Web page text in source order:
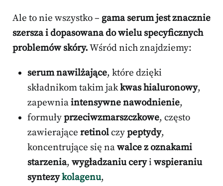
Ale to nie wszystko – gama serum jest znacznie
szersza i dopasowana do wielu specyficznych
problemów skóry.Wśród nich znajdziemy:
serum nawilżające, które dzięki
składnikom takim jakkwas hialuronowy,
zapewniaintensywne nawodnienie,
formułyprzeciwzmarszczkowe, często
zawierające retinolczypeptydy,
koncentrujące się nawalce z oznakami
starzenia, wygładzaniu ceryi wspieraniu
syntezykolagenu,